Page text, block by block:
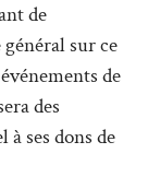
de
sur ce
de
des
ses dons de